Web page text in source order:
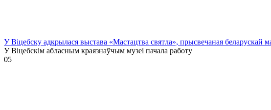
У Віцебску адкрылася выстава «Мастацтва святла», прысвечаная беларускай
У Віцебскім абласным краязнаўчым музеі пачала работу
05